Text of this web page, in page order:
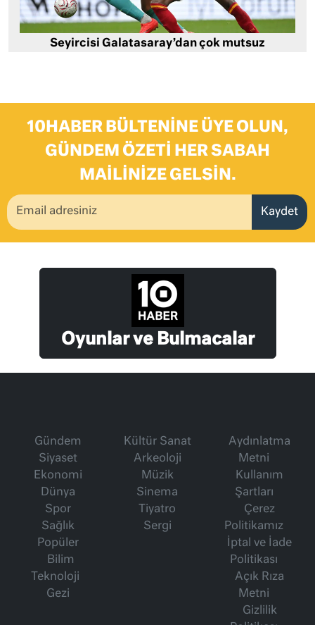
Seyircisi Galatasaray’dan çok mutsuz
10HABER BÜLTENINE ÜYE OLUN,
GÜNDEM ÖZETI HER SABAH
MAILINIZE GELSIN.
Kaydet
Oyunlar ve Bulmacalar
Gündem
Siyaset
Ekonomi
Dünya
Spor
Sağlık
Popüler
Bilim
Teknoloji
Gezi
Kültür Sanat
Arkeoloji
Müzik
Sinema
Tiyatro
Sergi
Aydınlatma
Metni
Kullanım
Şartları
Çerez
Politikamız
İptal ve İade
Politikası
Açık Rıza
Metni
Gizlilik